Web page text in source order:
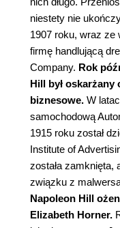
niestety nie
1907 roku, wraz ze
firmę handlującą
Company. Rok
Hill był
biznesowe. W
samochodową
1915 roku został
Institute of
została zamknięta,
związku z
Napoleon Hill
Elizabeth Horner.